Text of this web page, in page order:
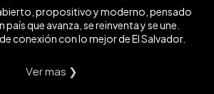
propositivo y moderno, pensado
país que avanza, se reinventa y se une.
conexión con lo mejor de El Salvador.
Ver mas ❯